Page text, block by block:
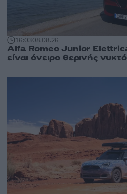
16:0308.08.26
Alfa Romeo Junior
είναι όνειρο θερινής